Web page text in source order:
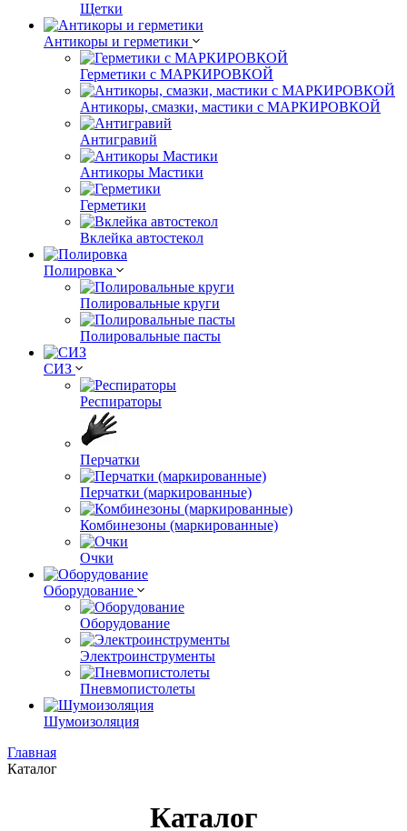
Щетки
Антикоры и герметики
Герметики с МАРКИРОВКОЙ
Антикоры, смазки, мастики с МАРКИРОВКОЙ
Антигравий
Антикоры Мастики
Герметики
Вклейка автостекол
Полировка
Полировальные круги
Полировальные пасты
СИЗ
Респираторы
Перчатки
Перчатки (маркированные)
Комбинезоны (маркированные)
Очки
Оборудование
Оборудование
Электроинструменты
Пневмопистолеты
Шумоизоляция
Главная
Каталог
Каталог